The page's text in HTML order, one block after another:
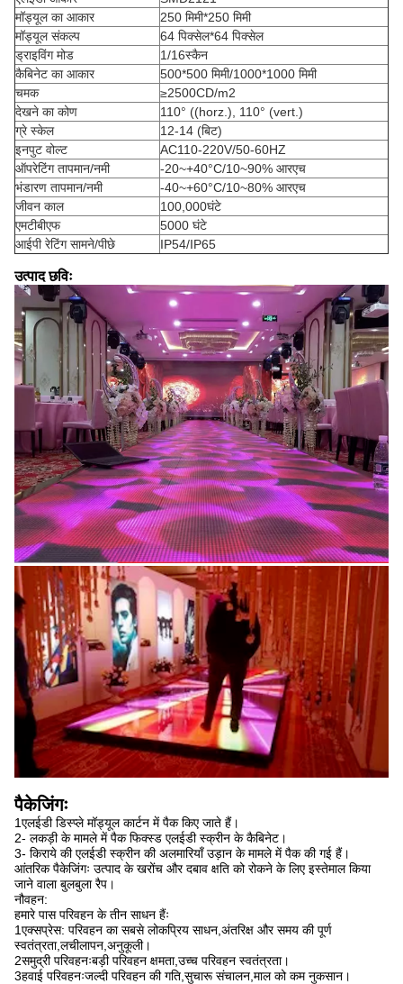
मॉड्यूल का आकार
250 मिमी*250 मिमी
मॉड्यूल संकल्प
64 पिक्सेल*64 पिक्सेल
ड्राइविंग मोड
1/16स्कैन
कैबिनेट का आकार
500*500 मिमी/1000*1000 मिमी
चमक
≥2500CD/m2
देखने का कोण
110° ((horz.), 110° (vert.)
ग्रे स्केल
12-14 (बिट)
इनपुट वोल्ट
AC110-220V/50-60HZ
ऑपरेटिंग तापमान/नमी
-20~+40°C/10~90% आरएच
भंडारण तापमान/नमी
-40~+60°C/10~80% आरएच
जीवन काल
100,000घंटे
एमटीबीएफ
5000 घंटे
आईपी रेटिंग सामने/पीछे
IP54/IP65
उत्पाद छविः
पैकेजिंगः
1एलईडी डिस्प्ले मॉड्यूल कार्टन में पैक किए जाते हैं।
2- लकड़ी के मामले में पैक फिक्स्ड एलईडी स्क्रीन के कैबिनेट।
3- किराये की एलईडी स्क्रीन की अलमारियाँ उड़ान के मामले में पैक की गई हैं।
आंतरिक पैकेजिंगः उत्पाद के खरोंच और दबाव क्षति को रोकने के लिए इस्तेमाल किया
जाने वाला बुलबुला रैप।
नौवहन:
हमारे पास परिवहन के तीन साधन हैंः
1एक्सप्रेस: परिवहन का सबसे लोकप्रिय साधन,अंतरिक्ष और समय की पूर्ण
स्वतंत्रता,लचीलापन,अनुकूली।
2समुद्री परिवहनःबड़ी परिवहन क्षमता,उच्च परिवहन स्वतंत्रता।
3हवाई परिवहनःजल्दी परिवहन की गति,सुचारू संचालन,माल को कम नुकसान।